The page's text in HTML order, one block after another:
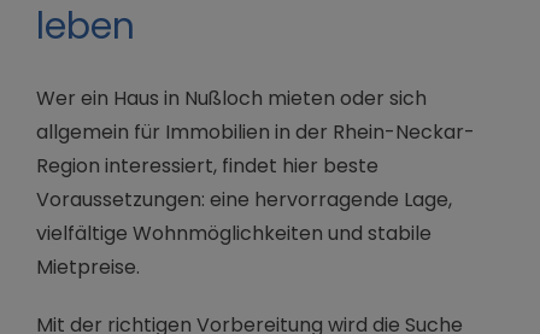
leben
Wer ein Haus in Nußloch mieten oder sich
allgemein für Immobilien in der Rhein-Neckar-
Region interessiert, findet hier beste
Voraussetzungen: eine hervorragende Lage,
vielfältige Wohnmöglichkeiten und stabile
Mietpreise.
Mit der richtigen Vorbereitung wird die Suche